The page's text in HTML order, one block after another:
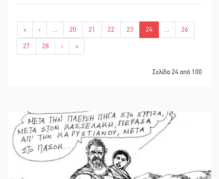
« ‹ ... 20 21 22 23 24 ...
26
27
28 › »
Σελίδα 24 από 100